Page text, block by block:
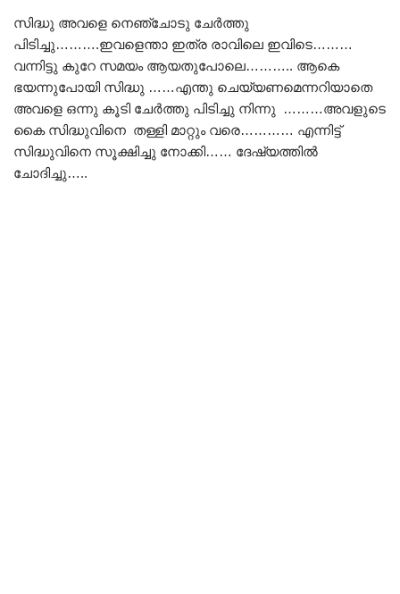
സിദ്ധു അവളെ നെഞ്ചോടു ചേർത്തു
പിടിച്ചു……….ഇവളെന്താ ഇത്ര രാവിലെ ഇവിടെ………
വന്നിട്ടു കുറേ സമയം ആയതുപോലെ……….. ആകെ
ഭയന്നുപോയി സിദ്ധു ……എന്തു ചെയ്യണമെന്നറിയാതെ
അവളെ ഒന്നു കൂടി ചേർത്തു പിടിച്ചു നിന്നു ………അവളുടെ
കൈ സിദ്ധുവിനെ തള്ളി മാറ്റും വരെ………… എന്നിട്ട്
സിദ്ധുവിനെ സൂക്ഷിച്ചു നോക്കി…… ദേഷ്യത്തിൽ
ചോദിച്ചു…..